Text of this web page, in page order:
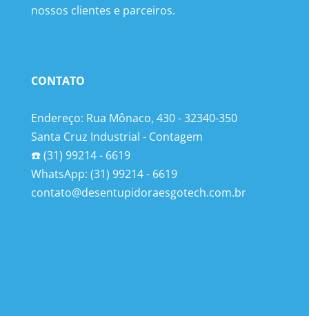
nossos clientes e parceiros.
CONTATO
Endereço: Rua Mônaco, 430 - 32340-350
Santa Cruz Industrial - Contagem
☎️ (31) 99214 - 6619
WhatsApp: (31) 99214 - 6619
contato@desentupidoraesgotech.com.br